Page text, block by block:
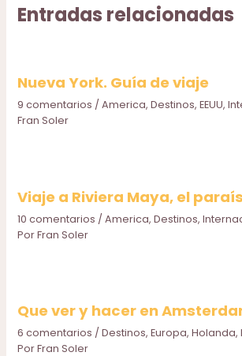
Entradas relacionadas
Nueva York. Guía de viaje
9 comentarios /America,Destinos,EEUU,
Fran Soler
Viaje a Riviera Maya, el
10 comentarios /America,Destinos,
PorFran Soler
Que ver y hacer en
6 comentarios /Destinos,Europa,Holanda,
PorFran Soler